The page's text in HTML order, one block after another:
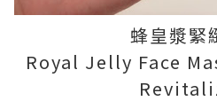
蜂皇漿緊
Royal Jelly Face